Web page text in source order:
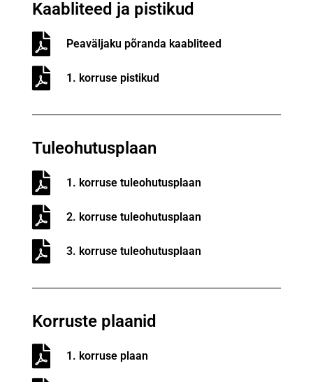
Kaabliteed ja pistikud
Peaväljaku põranda kaabliteed
1. korruse pistikud
Tuleohutusplaan
1. korruse tuleohutusplaan
2. korruse tuleohutusplaan
3. korruse tuleohutusplaan
Korruste plaanid
1. korruse plaan